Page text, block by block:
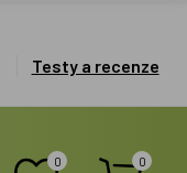
Testy a recenze
0 0